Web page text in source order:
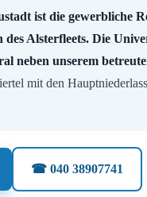
ist die gewerbliche
Alsterfleets. Die
neben unserem
mit den
☎ 040 38907741